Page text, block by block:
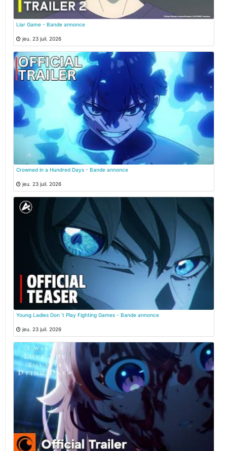
Liar Game - Bande annonce
jeu. 23 juil. 2026
Crowned in a Hundred Days - Bande annonce
jeu. 23 juil. 2026
Young Ladies Don`t Play Fighting Games - Bande annonce
jeu. 23 juil. 2026